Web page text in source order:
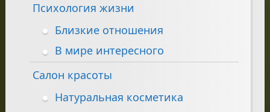
Психология жизни
Близкие отношения
В мире интересного
Салон красоты
Натуральная косметика